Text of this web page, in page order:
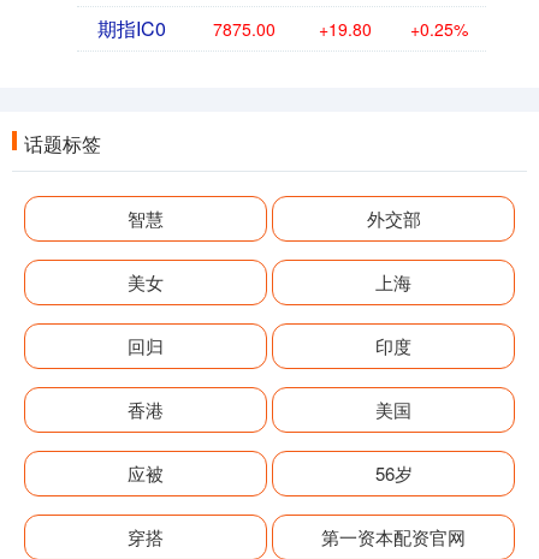
期指IC0 7875.00 +19.80 +0.25%
话题标签
智慧 外交部
美女 上海
回归 印度
香港 美国
应被 56岁
穿搭 第一资本配资官网